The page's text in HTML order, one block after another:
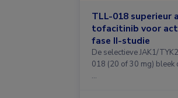
TLL-018 superieur
tofacitinib voor
fase II-studie
De selectieve JAK1/
018 (20 of 30 mg) bleek
…